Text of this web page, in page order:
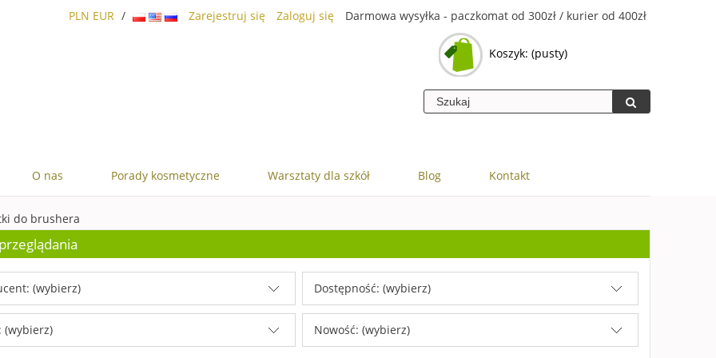
Darmowa wysyłka - paczkomat od 300zł / kurier od 400zł
PLN EUR / Zarejestruj się Zaloguj się
Koszyk: (pusty)
O nas Porady kosmetyczne Warsztaty dla szkół Blog Kontakt
do brushera
(wybierz) Dostępność: (wybierz)
(wybierz) Nowość: (wybierz)